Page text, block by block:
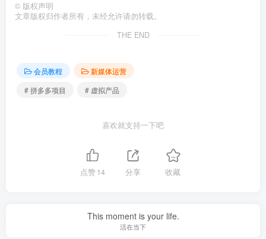
© 版权声明
文章版权归作者所有，未经允许请勿转载。
THE END
会员教程
新媒体运营
# 拼多多项目
# 虚拟产品
喜欢就支持一下吧
点赞14 分享 收藏
This moment is your life.
活在当下